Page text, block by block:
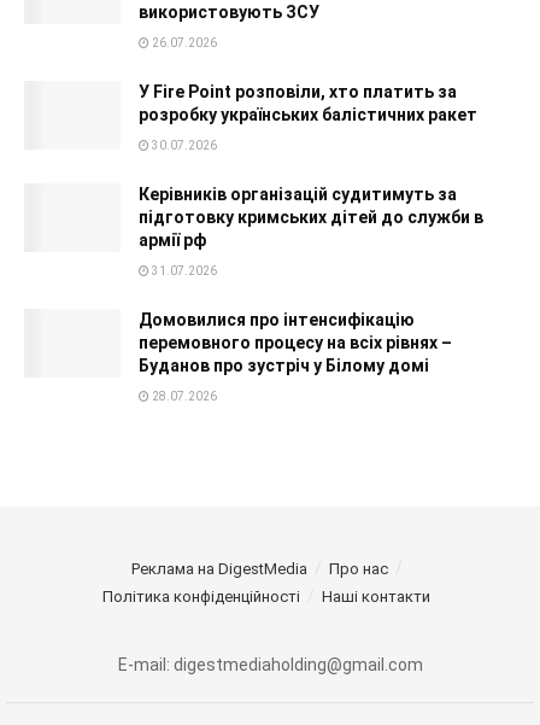
використовують ЗСУ
26.07.2026
У Fire Point розповіли, хто платить за
розробку українських балістичних ракет
30.07.2026
Керівників організацій судитимуть за
підготовку кримських дітей до служби в
армії рф
31.07.2026
Домовилися про інтенсифікацію
перемовного процесу на всіх рівнях –
Буданов про зустріч у Білому домі
28.07.2026
Реклама на DigestMedia
Про нас
Політика конфіденційності
Наші контакти
E-mail: digestmediaholding@gmail.com